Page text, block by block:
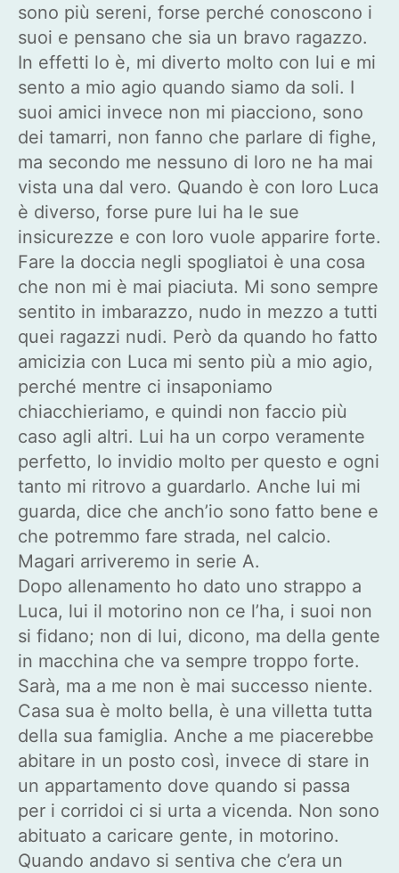
sono più sereni, forse perché conoscono i
suoi e pensano che sia un bravo ragazzo.
In effetti lo è, mi diverto molto con lui e mi
sento a mio agio quando siamo da soli. I
suoi amici invece non mi piacciono, sono
dei tamarri, non fanno che parlare di fighe,
ma secondo me nessuno di loro ne ha mai
vista una dal vero. Quando è con loro Luca
è diverso, forse pure lui ha le sue
insicurezze e con loro vuole apparire forte.
Fare la doccia negli spogliatoi è una cosa
che non mi è mai piaciuta. Mi sono sempre
sentito in imbarazzo, nudo in mezzo a tutti
quei ragazzi nudi. Però da quando ho fatto
amicizia con Luca mi sento più a mio agio,
perché mentre ci insaponiamo
chiacchieriamo, e quindi non faccio più
caso agli altri. Lui ha un corpo veramente
perfetto, lo invidio molto per questo e ogni
tanto mi ritrovo a guardarlo. Anche lui mi
guarda, dice che anch’io sono fatto bene e
che potremmo fare strada, nel calcio.
Magari arriveremo in serie A.
Dopo allenamento ho dato uno strappo a
Luca, lui il motorino non ce l’ha, i suoi non
si fidano; non di lui, dicono, ma della gente
in macchina che va sempre troppo forte.
Sarà, ma a me non è mai successo niente.
Casa sua è molto bella, è una villetta tutta
della sua famiglia. Anche a me piacerebbe
abitare in un posto così, invece di stare in
un appartamento dove quando si passa
per i corridoi ci si urta a vicenda. Non sono
abituato a caricare gente, in motorino.
Quando andavo si sentiva che c’era un